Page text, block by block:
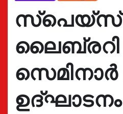
സ്പെയ്സ്
ലൈബ്രറി